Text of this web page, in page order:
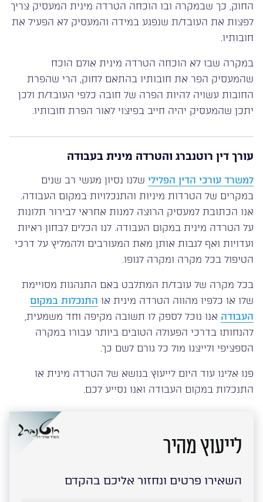
החוק, כך שבמקרה ובו הוכחה הטרדה מינית המעסיק צריך
לפצות את העובד/ת שנפגע במידה והמעסיק לא הפעיל את
חובותיו.
במקרה שבו לא הוכחה הטרדה מינית אולם הוכח
שהמעסיק הפר את חובותיו בהתאם לחוק, הרי שהפרת
החובות עשויה להיות הפרה של חובה כלפי העובד/ת ולכן
יתכן שהמעסיק יהיה חייב בפיצוי לאור הפרת חובותיו.
עורך דין רוטנברג והטרדה מינית בעבודה
למשרד עורכי הדין הפלילי שלנו נסיון מעשי רב שנים
במקרים של הטרדות מיניות והתנכלויות במקום העבודה.
אנו הכתובת למעסיק הרוצה למנות אחראי לבירור תלונות
על הטרדה מינית במקום העבודה. לנו הכלים לבחון ראיות
ועדויות ואף לגבות אותן מאת המעורבים ולהמליץ על דרכי
הטיפול בכל מקרה ומקרה לגופו.
בכל מקרה של עובד/ת המתלבט באם התנהגות מסויימת
שלו או כלפיו מהווה הטרדה מינית או התנכלות במקום
העבודה אנו נוכל לספק לו תשובה מקיפה וחד משמעית,
להנחותו בדרכי הפעולה הטובים ביותר עבורו במקרה
הספציפי ולייצגו מול כל גורם לשם כך.
פנו אלינו עוד היום לייעוץ בנושא של הטרדה מינית או
התנכלות במקום העבודה ואנו נסייע לכם.
לייעוץ מהיר
השאירו פרטים ונחזור אליכם בהקדם